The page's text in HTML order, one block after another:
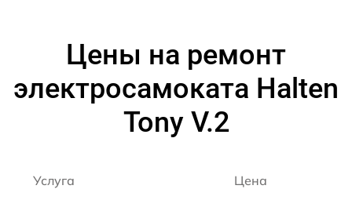
Цены на ремонт
электросамоката Halten
Tony V.2
Услуга Цена